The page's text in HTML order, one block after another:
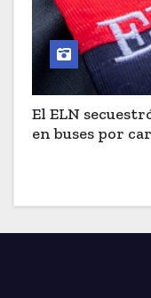
El ELN
en buses por